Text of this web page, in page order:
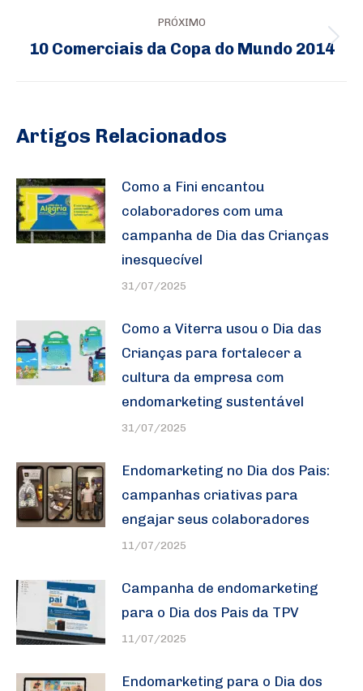
PRÓXIMO
Próximo
10 Comerciais da Copa do Mundo 2014
Artigos Relacionados
Como a Fini encantou
colaboradores com uma
campanha de Dia das Crianças
inesquecível
31/07/2025
Como a Viterra usou o Dia das
Crianças para fortalecer a
cultura da empresa com
endomarketing sustentável
31/07/2025
Endomarketing no Dia dos Pais:
campanhas criativas para
engajar seus colaboradores
11/07/2025
Campanha de endomarketing
para o Dia dos Pais da TPV
11/07/2025
Endomarketing para o Dia dos